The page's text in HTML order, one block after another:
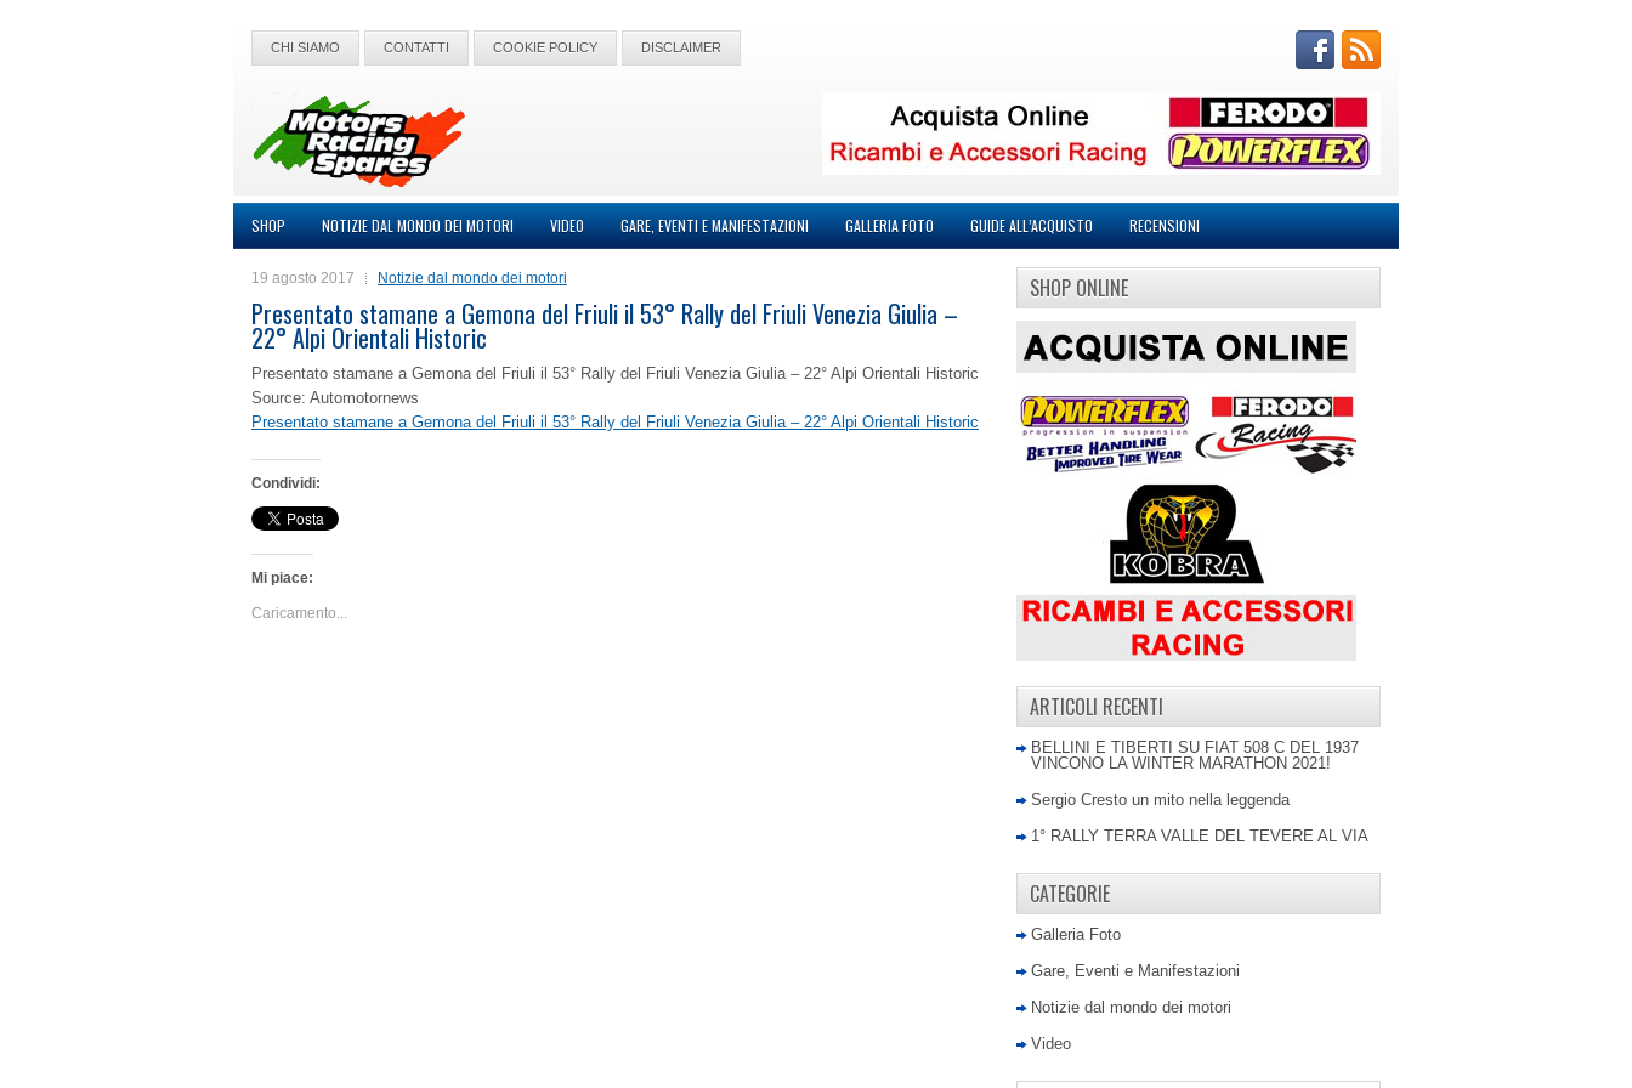
CHI SIAMO CONTATTI COOKIE POLICY DISCLAIMER
SHOP NOTIZIE DAL MONDO DEI MOTORI VIDEO GARE, EVENTI E MANIFESTAZIONI GALLERIA FOTO GUIDE ALL’ACQUISTO RECENSIONI
19 agosto 2017 Notizie dal mondo dei motori
Presentato stamane a Gemona del Friuli il 53° Rally del Friuli Venezia Giulia –
22° Alpi Orientali Historic
Presentato stamane a Gemona del Friuli il 53° Rally del Friuli Venezia Giulia – 22° Alpi Orientali Historic
Source: Automotornews
Presentato stamane a Gemona del Friuli il 53° Rally del Friuli Venezia Giulia – 22° Alpi Orientali Historic
Condividi:
Mi piace:
Caricamento...
SHOP ONLINE
ARTICOLI RECENTI
BELLINI E TIBERTI SU FIAT 508 C DEL 1937
VINCONO LA WINTER MARATHON 2021!
Sergio Cresto un mito nella leggenda
1° RALLY TERRA VALLE DEL TEVERE AL VIA
CATEGORIE
Galleria Foto
Gare, Eventi e Manifestazioni
Notizie dal mondo dei motori
Video